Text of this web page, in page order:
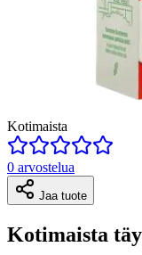
Kotimaista
0 arvostelua
Jaa tuote
Kotimaista